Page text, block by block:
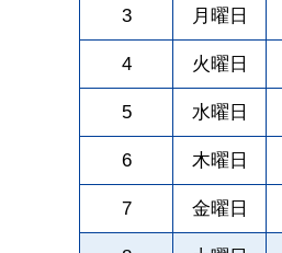
3 月曜日
4 火曜日
5 水曜日
6 木曜日
7 金曜日